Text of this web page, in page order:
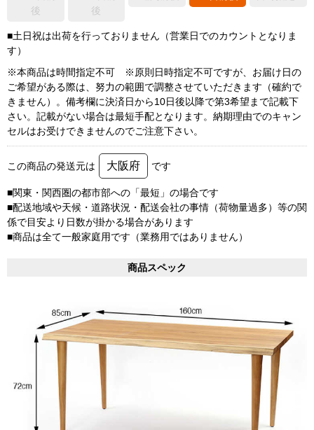
後
後
■土日祝は出荷を行っておりません（営業日でのカウントとなりま
す）
※本商品は時間指定不可 ※原則日時指定不可ですが、お届け日の
ご希望がある際は、努力の範囲で調整させていただきます（確約で
きません）。備考欄に決済日から10日後以降で第3希望まで記載下
さい。記載がない場合は最短手配となります。納期理由でのキャン
セルはお受けできませんのでご注意下さい。
この商品の発送元は 大阪府 です
■関東・関西圏の都市部への「最短」の場合です
■配送地域や天候・道路状況・配送会社の事情（荷物量過多）等の関
係で目安より日数が掛かる場合があります
■商品は全て一般家庭用です（業務用ではありません）
商品スペック